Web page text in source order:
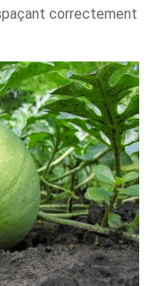
correctement